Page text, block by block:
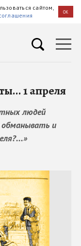
сайтом,
OK
1 апреля
людей
обманывать и